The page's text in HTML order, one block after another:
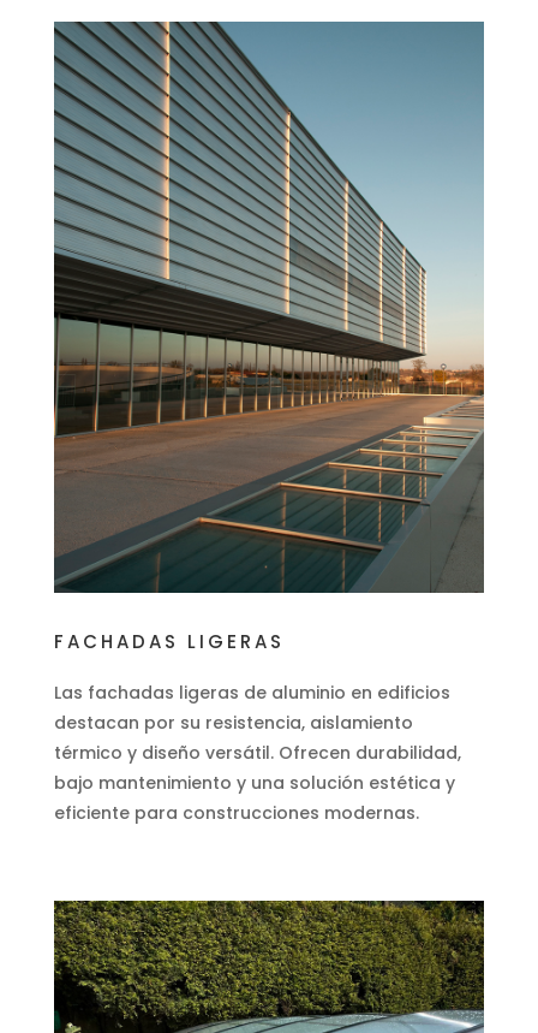
FACHADAS LIGERAS
Las fachadas ligeras de aluminio en edificios
destacan por su resistencia, aislamiento
térmico y diseño versátil. Ofrecen durabilidad,
bajo mantenimiento y una solución estética y
eficiente para construcciones modernas.